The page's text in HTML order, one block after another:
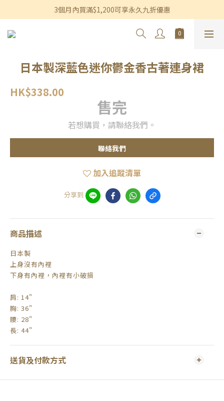
香港及澳門訂單滿$600即享免運費優惠
3個月內買滿$1,200可享永久九折優惠
香港及澳門訂單滿$600即享免運費優惠
日本製深藍色迷你鬱金香古著連身裙
HK$338.00
售完
若想購買，請聯絡我們。
聯絡我們
加入追蹤清單
分享到
商品描述
日本製
上身沒有內裡
下身有內裡，內裡有小破損
肩: 14"
胸: 36"
腰: 28"
長: 44"
送貨及付款方式